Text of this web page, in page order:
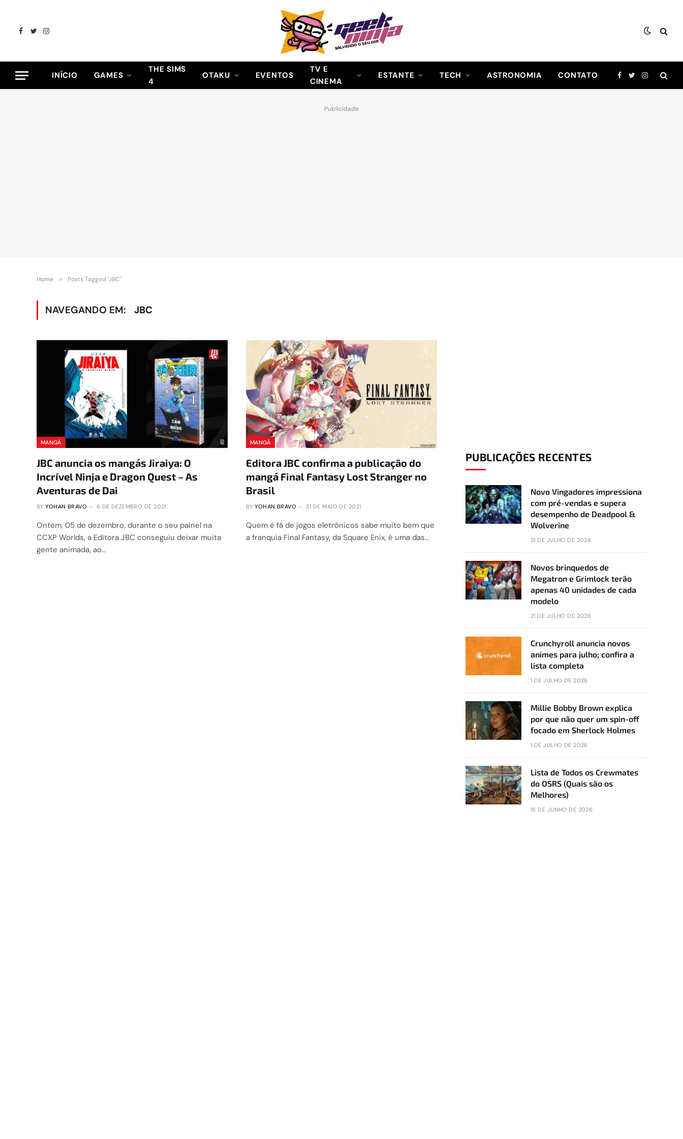
Facebook
TwitterInstagram
INÍCIO GAMES
THE SIMS
4
OTAKU EVENTOS
TV E
CINEMA
ESTANTE TECH ASTRONOMIA CONTATO Facebook
TwitterInstagram
Publicidade
Home » Posts Tagged "JBC"
NAVEGANDO EM: JBC
MANGÁ
JBC anuncia os mangás Jiraiya: O
Incrível Ninja e Dragon Quest – As
Aventuras de Dai
BY YOHAN BRAVO 6 DE DEZEMBRO DE 2021
Ontem, 05 de dezembro, durante o seu painel na
CCXP Worlds, a Editora JBC conseguiu deixar muita
gente animada, ao…
MANGÁ
Editora JBC confirma a publicação do
mangá Final Fantasy Lost Stranger no
Brasil
BY YOHAN BRAVO 31 DE MAIO DE 2021
Quem é fã de jogos eletrônicos sabe muito bem que
a franquia Final Fantasy, da Square Enix, é uma das…
PUBLICAÇÕES RECENTES
Novo Vingadores impressiona
com pré-vendas e supera
desempenho de Deadpool &
Wolverine
21 DE JULHO DE 2026
Novos brinquedos de
Megatron e Grimlock terão
apenas 40 unidades de cada
modelo
21 DE JULHO DE 2026
Crunchyroll anuncia novos
animes para julho; confira a
lista completa
1 DE JULHO DE 2026
Millie Bobby Brown explica
por que não quer um spin-off
focado em Sherlock Holmes
1 DE JULHO DE 2026
Lista de Todos os Crewmates
do OSRS (Quais são os
Melhores)
15 DE JUNHO DE 2026